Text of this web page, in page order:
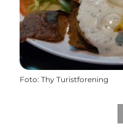
Foto: Thy Turistforening